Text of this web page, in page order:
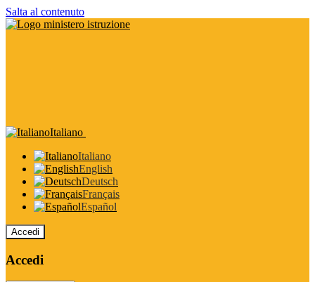
Salta al contenuto
Italiano
Italiano
English
Deutsch
Français
Español
Accedi
Accedi